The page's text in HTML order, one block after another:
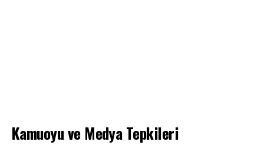
Kamuoyu ve Medya Tepkileri